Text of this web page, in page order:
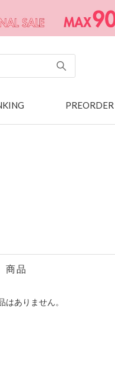
PREORDER
商品
はありません。